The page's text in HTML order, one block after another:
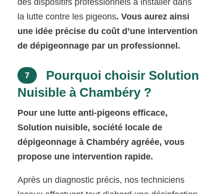
des dispositifs professionnels à installer dans
la lutte contre les pigeons. Vous aurez ainsi
une idée précise du coût d’une intervention
de dépigeonnage par un professionnel.
7
Pourquoi choisir Solution
Nuisible à Chambéry ?
Pour une lutte anti-pigeons efficace,
Solution nuisible, société locale de
dépigeonnage à Chambéry agréée, vous
propose une intervention rapide.
Après un diagnostic précis, nos techniciens